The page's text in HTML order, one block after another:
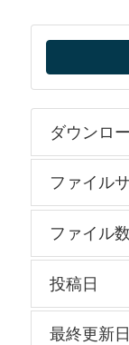
ダウンロ
ファイル
ファイル数
投稿日
最終更新